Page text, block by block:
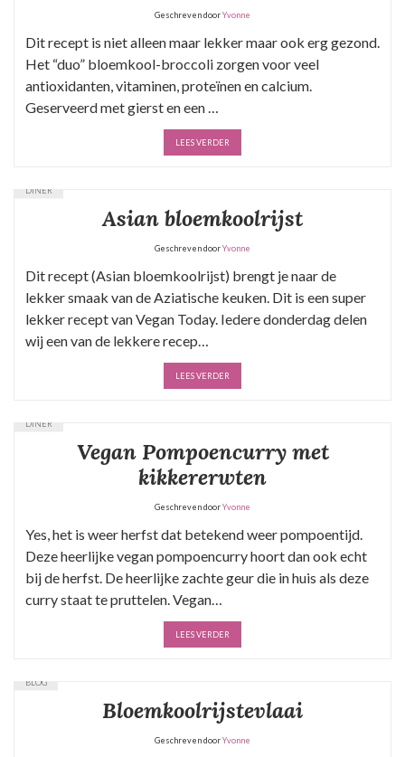
Geschreven doorYvonne
Dit recept is niet alleen maar lekker maar ook erg gezond.
Het “duo” bloemkool-broccoli zorgen voor veel
antioxidanten, vitaminen, proteïnen en calcium.
Geserveerd met gierst en een …
LEES VERDER
DINER
Asian bloemkoolrijst
Geschreven doorYvonne
Dit recept (Asian bloemkoolrijst) brengt je naar de
lekker smaak van de Aziatische keuken. Dit is een super
lekker recept van Vegan Today. Iedere donderdag delen
wij een van de lekkere recep…
LEES VERDER
DINER
Vegan Pompoencurry met
kikkererwten
Geschreven doorYvonne
Yes, het is weer herfst dat betekend weer pompoentijd.
Deze heerlijke vegan pompoencurry hoort dan ook echt
bij de herfst. De heerlijke zachte geur die in huis als deze
curry staat te pruttelen. Vegan…
LEES VERDER
BLOG
Bloemkoolrijstevlaai
Geschreven doorYvonne